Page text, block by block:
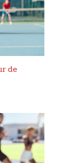
de